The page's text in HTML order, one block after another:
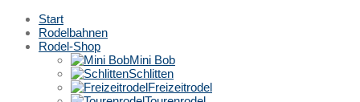
Start
Rodelbahnen
Rodel-Shop
Mini Bob
Schlitten
Freizeitrodel